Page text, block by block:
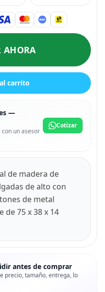
AHORA
carrito
—
un asesor
Cotizar
de madera de
de alto con
de metal
de 75 x 38 x 14
antes de comprar
precio, tamaño, entrega, lo